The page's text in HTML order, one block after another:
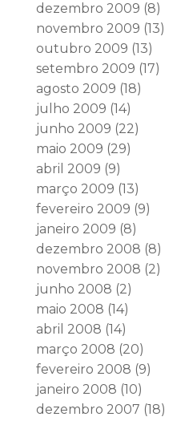
dezembro 2009 (8)
novembro 2009 (13)
outubro 2009 (13)
setembro 2009 (17)
agosto 2009 (18)
julho 2009 (14)
junho 2009 (22)
maio 2009 (29)
abril 2009 (9)
março 2009 (13)
fevereiro 2009 (9)
janeiro 2009 (8)
dezembro 2008 (8)
novembro 2008 (2)
junho 2008 (2)
maio 2008 (14)
abril 2008 (14)
março 2008 (20)
fevereiro 2008 (9)
janeiro 2008 (10)
dezembro 2007 (18)